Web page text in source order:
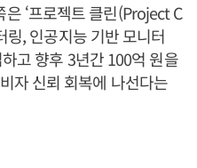
‘프로젝트 클린(Project C
링, 인공지능 기반 모니터
고 향후 3년간 100억 원을
자 신뢰 회복에 나선다는